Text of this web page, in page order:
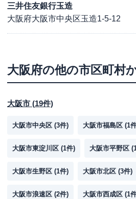
三井住友銀行玉造
大阪府大阪市中央区玉造1-5-12
大阪府の他の市区町村
大阪市 (19件)
大阪市中央区 (3件) 大阪市福島区 (1
大阪市東淀川区 (1件) 大阪市平野区 (
大阪市生野区 (1件) 大阪市北区 (3件)
大阪市浪速区 (2件) 大阪市西成区 (1